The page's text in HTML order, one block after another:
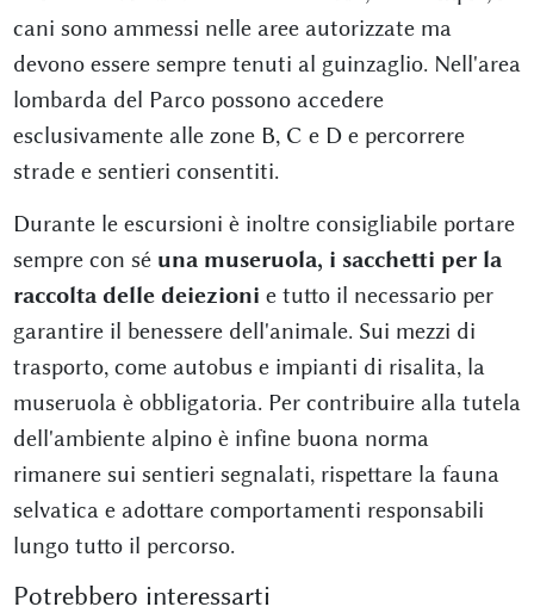
cani sono ammessi nelle aree autorizzate ma
devono essere sempre tenuti al guinzaglio. Nell'area
lombarda del Parco possono accedere
esclusivamente alle zone B, C e D e percorrere
strade e sentieri consentiti.
Durante le escursioni è inoltre consigliabile portare
sempre con sé una museruola, i sacchetti per la
raccolta delle deiezioni e tutto il necessario per
garantire il benessere dell'animale. Sui mezzi di
trasporto, come autobus e impianti di risalita, la
museruola è obbligatoria. Per contribuire alla tutela
dell'ambiente alpino è infine buona norma
rimanere sui sentieri segnalati, rispettare la fauna
selvatica e adottare comportamenti responsabili
lungo tutto il percorso.
Potrebbero interessarti